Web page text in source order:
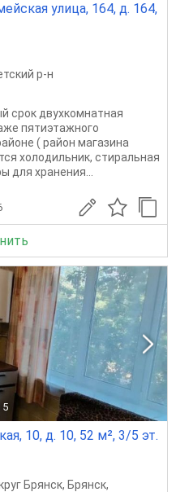
улица, 164, д. 164,
р-н
срок двухкомнатная
пятиэтажного
( район магазина
холодильник, стиральная
для хранения...
5
10, д. 10, 52 м², 3/5 эт.
Брянск, Брянск,